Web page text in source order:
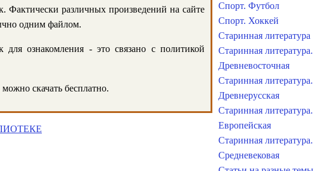
Фактически различных произведений на сайте
одним файлом.
ознакомления - это связано с политикой
скачать бесплатно.
Спорт. Футбол
Спорт. Хоккей
Старинная литература
Старинная литература.
Древневосточная
Старинная литература.
Древнерусская
Старинная литература.
Европейская
Старинная литература.
Средневековая